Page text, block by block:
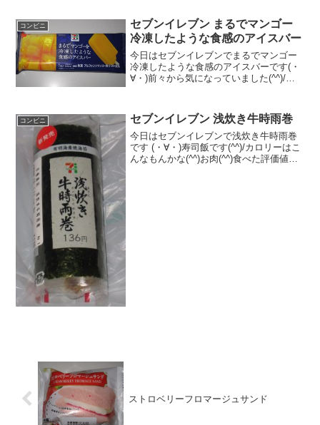
コンビニ
セブンイレブン まるでマンゴー
冷凍したような食感のアイスバー
今日はセブンイレブンでまるでマンゴー
冷凍したような食感のアイスバーです(・
∀・)前々から気になっていました(^^)/今
段 １３５円おいしさ ★★★★★
食感...
コンビニ セブンイレブン 浅炊き牛時雨巻
今日はセブンイレブンで浅炊き牛時雨巻
です (・∀・)寿司飯です(^^)/カロリーはこ
んなもんかな(^^)お肉(^^)食べた評価値
ストロベリーフロマージュサンド